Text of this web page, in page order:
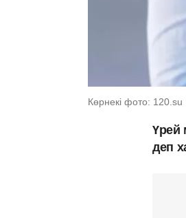
Көрнекі фото: 120.su
Үрей
деп